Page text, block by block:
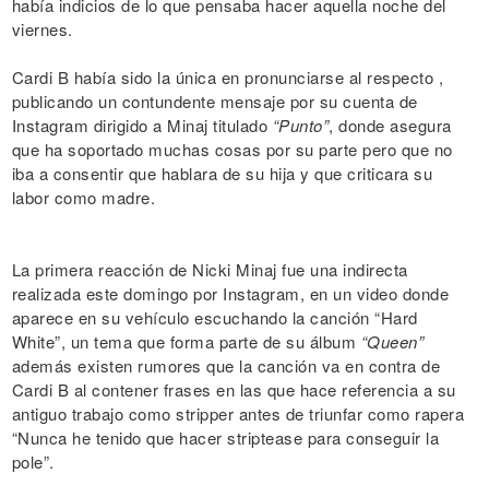
había indicios de lo que pensaba hacer aquella noche del
viernes.
Cardi B había sido la única en pronunciarse al respecto ,
publicando un contundente mensaje por su cuenta de
Instagram dirigido a Minaj titulado “Punto”, donde asegura
que ha soportado muchas cosas por su parte pero que no
iba a consentir que hablara de su hija y que criticara su
labor como madre.
La primera reacción de Nicki Minaj fue una indirecta
realizada este domingo por Instagram, en un video donde
aparece en su vehículo escuchando la canción “Hard
White”, un tema que forma parte de su álbum “Queen”
además existen rumores que la canción va en contra de
Cardi B al contener frases en las que hace referencia a su
antiguo trabajo como stripper antes de triunfar como rapera
“Nunca he tenido que hacer striptease para conseguir la
pole”.